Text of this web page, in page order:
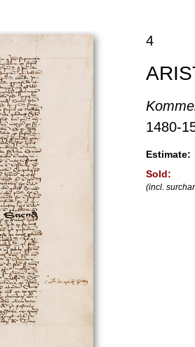
4
1480-
Estimate:
Sold:
(incl.